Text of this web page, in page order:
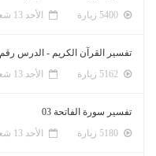
الأحد 13 شعبان 1447ﻫ 1-2-2026م
تفسير القرآن الكريم - الدرس رقم 04
الأحد 13 شعبان 1447ﻫ 1-2-2026م
تفسير سورة الفاتحة 03
الأحد 13 شعبان 1447ﻫ 1-2-2026م